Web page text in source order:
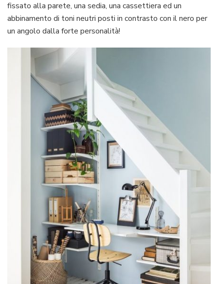
fissato alla parete, una sedia, una cassettiera ed un
abbinamento di toni neutri posti in contrasto con il nero per
un angolo dalla forte personalità!